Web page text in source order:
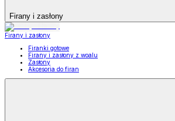
Firany i zasłony
Firany i zasłony
Firanki gotowe
Firany i zasłony z woalu
Zasłony
Akcesoria do firan